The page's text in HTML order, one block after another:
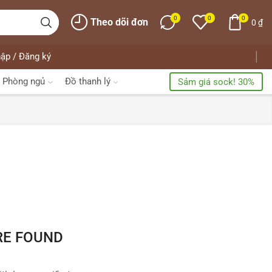
Theo dõi đơn 0 0 0 0 ₫
/ Đăng ký
Phòng ngủ Đồ thanh lý Sảm giá sock! 30%
FOUND